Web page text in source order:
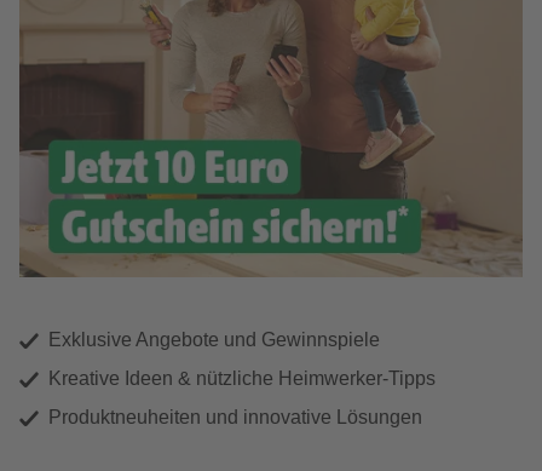
Exklusive Angebote und Gewinnspiele
Kreative Ideen & nützliche Heimwerker-Tipps
Produktneuheiten und innovative Lösungen